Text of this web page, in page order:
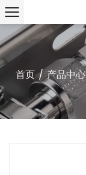
首页/ 产品中心